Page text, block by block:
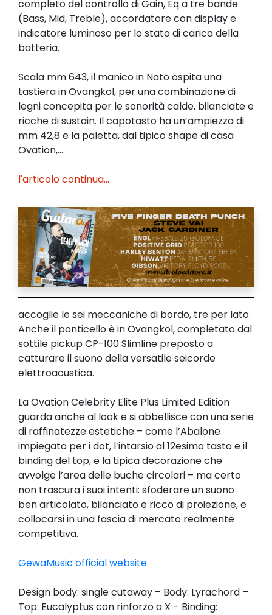
completo del controllo di Gain, Eq a tre bande
(Bass, Mid, Treble), accordatore con display e
indicatore luminoso per lo stato di carica della
batteria.
Scala mm 643, il manico in Nato ospita una
tastiera in Ovangkol, per una combinazione di
legni concepita per le sonorità calde, bilanciate e
ricche di sustain. Il capotasto ha un’ampiezza di
mm 42,8 e la paletta, dal tipico shape di casa
Ovation,...
l'articolo continua...
accoglie le sei meccaniche di bordo, tre per lato.
Anche il ponticello è in Ovangkol, completato dal
sottile pickup CP-100 Slimline preposto a
catturare il suono della versatile seicorde
elettroacustica.
La Ovation Celebrity Elite Plus Limited Edition
guarda anche al look e si abbellisce con una serie
di raffinatezze estetiche – come l’Abalone
impiegato per i dot, l’intarsio al 12esimo tasto e il
binding del top, e la tipica decorazione che
avvolge l’area delle buche circolari – ma certo
non trascura i suoi intenti: sfoderare un suono
ben articolato, bilanciato e ricco di proiezione, e
collocarsi in una fascia di mercato realmente
competitiva.
GewaMusic official website
Design body: single cutaway – Body: Lyrachord –
Top: Eucalyptus con rinforzo a X – Binding: